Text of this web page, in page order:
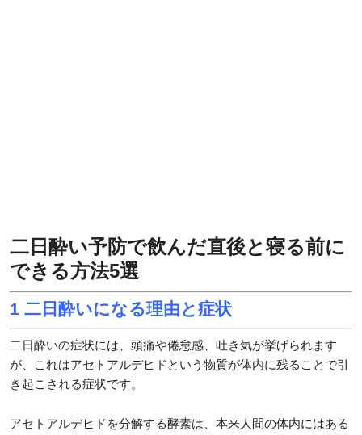
二日酔い予防で飲んだ直後と寝る前に
できる方法5選
1 二日酔いになる理由と症状
二日酔いの症状には、頭痛や倦怠感、吐き気が挙げられます
が、これはアセトアルデヒドという物質が体内に残ることで引
き起こされる症状です。
アセトアルデヒドを分解する酵素は、本来人間の体内にはある